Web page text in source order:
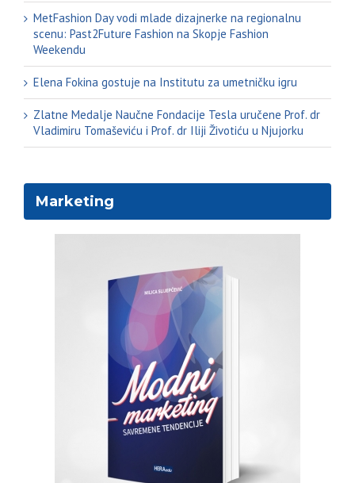
MetFashion Day vodi mlade dizajnerke na regionalnu
scenu: Past2Future Fashion na Skopje Fashion
Weekendu
Elena Fokina gostuje na Institutu za umetničku igru
Zlatne Medalje Naučne Fondacije Tesla uručene Prof. dr
Vladimiru Tomaševiću i Prof. dr Iliji Životiću u Njujorku
Marketing